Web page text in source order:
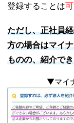
登録することは
ただし、正社員
方の場合はマイ
ものの、紹介で
▼マイ